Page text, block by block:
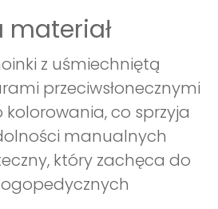
materiał
z uśmiechniętą
przeciwsłonecznymi
kolorowania, co sprzyja
manualnych
który zachęca do